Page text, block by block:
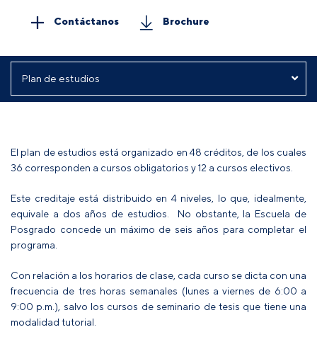
Contáctanos Brochure
El plan de estudios está organizado en 48 créditos, de los cuales
36 corresponden a cursos obligatorios y 12 a cursos electivos.
Este creditaje está distribuido en 4 niveles, lo que, idealmente,
equivale a dos años de estudios. No obstante, la Escuela de
Posgrado concede un máximo de seis años para completar el
programa.
Con relación a los horarios de clase, cada curso se dicta con una
frecuencia de tres horas semanales (lunes a viernes de 6:00 a
9:00 p.m.), salvo los cursos de seminario de tesis que tiene una
modalidad tutorial.